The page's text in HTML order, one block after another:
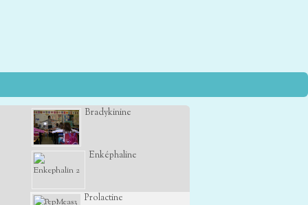
Bradykinine
Enképhaline
Prolactine